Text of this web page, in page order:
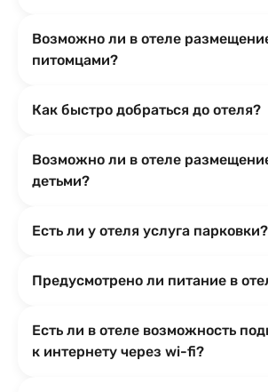
Возможно ли в отеле
питомцами?
Как быстро добраться до отеля?
Возможно ли в отеле
детьми?
Есть ли у отеля услуга парковки?
Предусмотрено ли питание в
Есть ли в отеле возможность
к интернету через wi-fi?